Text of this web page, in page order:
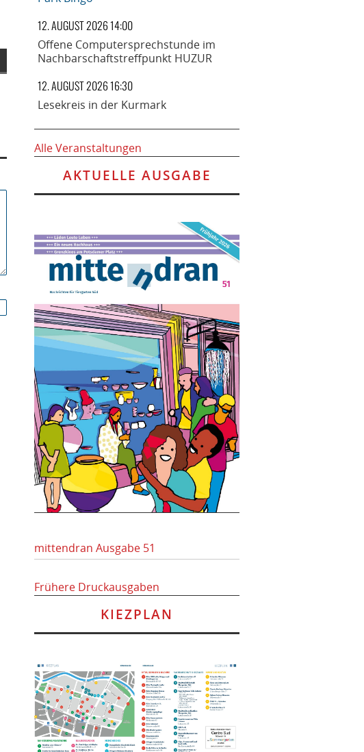
12. AUGUST 2026 14:00
Offene Computersprechstunde im
Nachbarschaftstreffpunkt HUZUR
12. AUGUST 2026 16:30
Lesekreis in der Kurmark
Alle Veranstaltungen
AKTUELLE AUSGABE
mittendran Ausgabe 51
Frühere Druckausgaben
KIEZPLAN